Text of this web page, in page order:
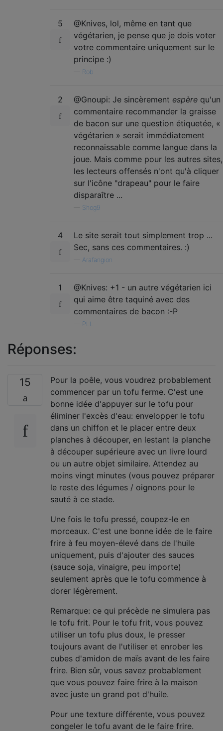
5
@Knives, lol, même en tant que
végétarien, je pense que je dois voter
votre commentaire uniquement sur le
principe :)
Rob
2 @Gnoupi: Je sincèrement espère qu'un
commentaire recommander la graisse
de bacon sur une question étiquetée, «
végétarien » serait immédiatement
reconnaissable comme langue dans la
joue. Mais comme pour les autres sites,
les lecteurs offensés n'ont qu'à cliquer
sur l'icône "drapeau" pour le faire
disparaître ...
Shog9
4
Le site serait tout simplement trop ...
Sec, sans ces commentaires. :)
Arafangion
1
@Knives: +1 - un autre végétarien ici
qui aime être taquiné avec des
commentaires de bacon :-P
PLL
Réponses:
15
Pour la poêle, vous voudrez probablement
commencer par un tofu ferme. C'est une
bonne idée d'appuyer sur le tofu pour
éliminer l'excès d'eau: envelopper le tofu
dans un chiffon et le placer entre deux
planches à découper, en lestant la planche
à découper supérieure avec un livre lourd
ou un autre objet similaire. Attendez au
moins vingt minutes (vous pouvez préparer
le reste des légumes / oignons pour le
sauté à ce stade.
Une fois le tofu pressé, coupez-le en
morceaux. C'est une bonne idée de le faire
frire à feu moyen-élevé dans de l'huile
uniquement, puis d'ajouter des sauces
(sauce soja, vinaigre, peu importe)
seulement après que le tofu commence à
dorer légèrement.
Remarque: ce qui précède ne simulera pas
le tofu frit. Pour le tofu frit, vous pouvez
utiliser un tofu plus doux, le presser
toujours avant de l'utiliser et enrober les
cubes d'amidon de maïs avant de les faire
frire. Bien sûr, vous savez probablement
que vous pouvez faire frire à la maison
avec juste un grand pot d'huile.
Pour une texture différente, vous pouvez
congeler le tofu avant de le faire frire.